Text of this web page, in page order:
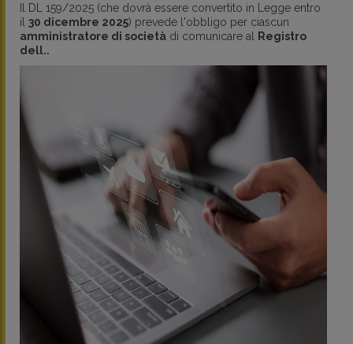
Il DL 159/2025 (che dovrà essere convertito in Legge entro
il 30 dicembre 2025) prevede l'obbligo per ciascun
amministratore di società di comunicare al
Registro
dell..